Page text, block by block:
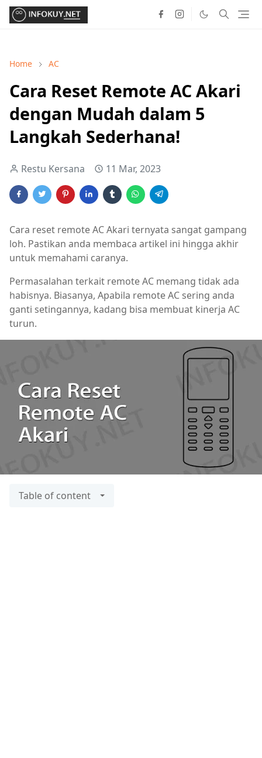
Home AC
Cara Reset Remote AC Akari
dengan Mudah dalam 5
Langkah Sederhana!
Restu Kersana 11 Mar, 2023
Cara reset remote AC Akari ternyata sangat gampang
loh. Pastikan anda membaca artikel ini hingga akhir
untuk memahami caranya.
Permasalahan terkait remote AC memang tidak ada
habisnya. Biasanya, Apabila remote AC sering anda
ganti setingannya, kadang bisa membuat kinerja AC
turun.
Table of content